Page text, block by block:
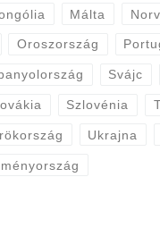
Málta
Oroszország
Svájc
Szlovénia
Ukrajna